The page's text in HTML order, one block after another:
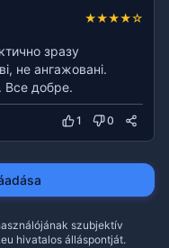
★★★★☆
зразу
не ангажовані.
Все добре.
1 0
szubjektív
hivatalos álláspontját.